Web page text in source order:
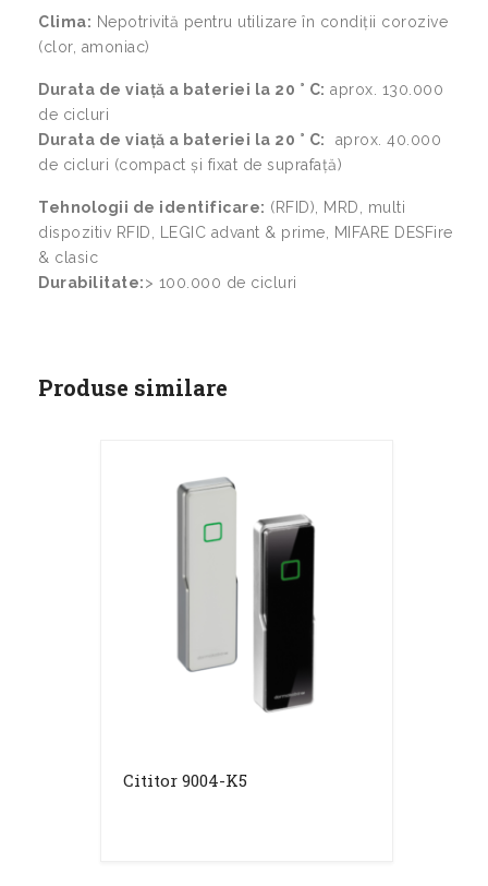
Clima: Nepotrivită pentru utilizare în condiții corozive
(clor, amoniac)
Durata de viață a bateriei la 20 ° C: aprox. 130.000
de cicluri
Durata de viață a bateriei la 20 ° C: aprox. 40.000
de cicluri (compact și fixat de suprafață)
Tehnologii de identificare: (RFID), MRD, multi
dispozitiv RFID, LEGIC advant & prime, MIFARE DESFire
& clasic
Durabilitate:> 100.000 de cicluri
Produse similare
Cititor 9004-K5